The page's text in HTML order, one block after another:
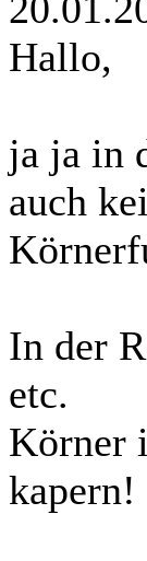
Hallo,
ja ja in
auch
In der
etc.
Körner
kapern!